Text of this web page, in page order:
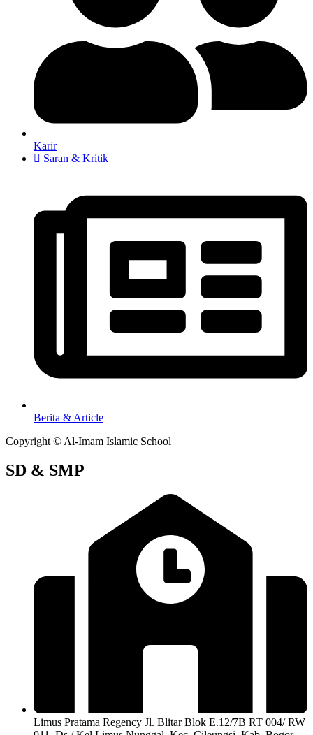
Karir
Saran & Kritik
Berita & Article
Copyright © Al-Imam Islamic School
SD & SMP
Limus Pratama Regency Jl. Blitar Blok E.12/7B RT 004/ RW